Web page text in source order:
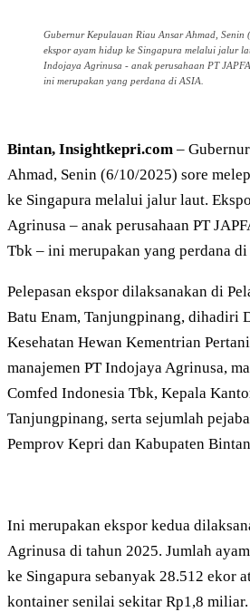
Gubernur Kepulauan Riau Ansar Ahmad, Senin
ekspor ayam hidup ke Singapura melalui jalur
Indojaya Agrinusa - anak perusahaan PT
ini merupakan yang perdana di ASIA.
Bintan, Insightkepri.com –
Ahmad, Senin (6/10/2025) sore
ke Singapura melalui jalur laut.
Agrinusa – anak perusahaan PT
Tbk – ini merupakan yang perdana
Pelepasan ekspor dilaksanakan di
Batu Enam, Tanjungpinang, dihadiri
Kesehatan Hewan Kementrian
manajemen PT Indojaya Agrinusa,
Comfed Indonesia Tbk, Kepala
Tanjungpinang, serta sejumlah
Pemprov Kepri dan Kabupaten
Ini merupakan ekspor kedua
Agrinusa di tahun 2025. Jumlah
ke Singapura sebanyak 28.512 ekor
kontainer senilai sekitar Rp1,8 miliar.